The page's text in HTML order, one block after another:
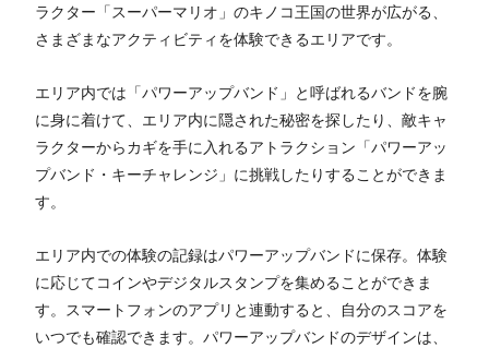
ラクター「スーパーマリオ」のキノコ王国の世界が広がる、
さまざまなアクティビティを体験できるエリアです。
エリア内では「パワーアップバンド」と呼ばれるバンドを腕
に身に着けて、エリア内に隠された秘密を探したり、敵キャ
ラクターからカギを手に入れるアトラクション「パワーアッ
プバンド・キーチャレンジ」に挑戦したりすることができま
す。
エリア内での体験の記録はパワーアップバンドに保存。体験
に応じてコインやデジタルスタンプを集めることができま
す。スマートフォンのアプリと連動すると、自分のスコアを
いつでも確認できます。パワーアップバンドのデザインは、